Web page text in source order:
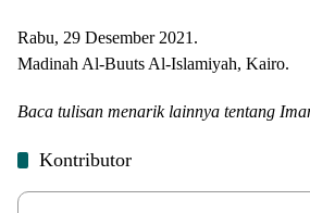
Rabu, 29 Desember 2021.
Madinah Al-Buuts Al-Islamiyah, Kairo.
Baca tulisan menarik lainnya tentang
Kontributor